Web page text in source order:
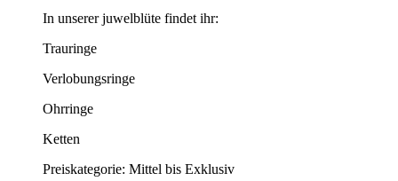
In unserer juwelblüte findet ihr:
Trauringe
Verlobungsringe
Ohrringe
Ketten
Preiskategorie: Mittel bis Exklusiv